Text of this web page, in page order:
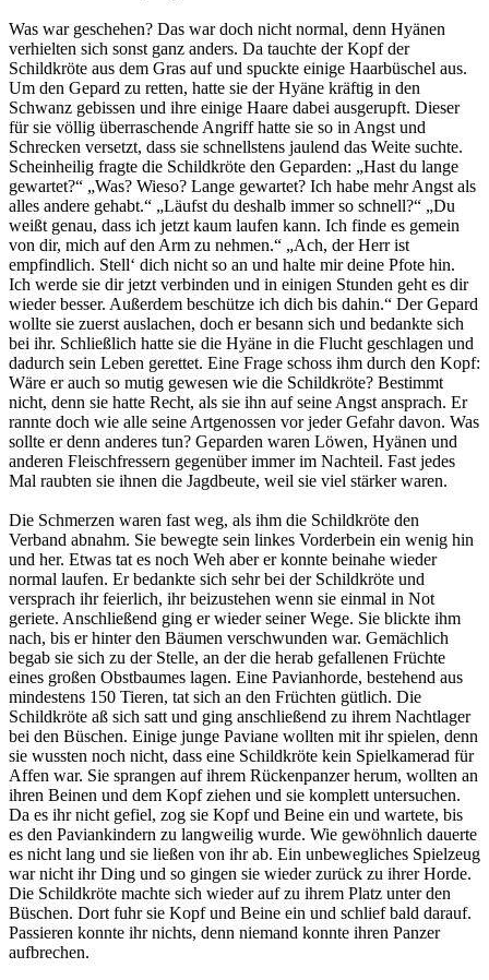
Was war geschehen? Das war doch nicht normal, denn Hyänen
verhielten sich sonst ganz anders. Da tauchte der Kopf der
Schildkröte aus dem Gras auf und spuckte einige Haarbüschel aus.
Um den Gepard zu retten, hatte sie der Hyäne kräftig in den
Schwanz gebissen und ihre einige Haare dabei ausgerupft. Dieser
für sie völlig überraschende Angriff hatte sie so in Angst und
Schrecken versetzt, dass sie schnellstens jaulend das Weite suchte.
Scheinheilig fragte die Schildkröte den Geparden: „Hast du lange
gewartet?“ „Was? Wieso? Lange gewartet? Ich habe mehr Angst als
alles andere gehabt.“ „Läufst du deshalb immer so schnell?“ „Du
weißt genau, dass ich jetzt kaum laufen kann. Ich finde es gemein
von dir, mich auf den Arm zu nehmen.“ „Ach, der Herr ist
empfindlich. Stell‘ dich nicht so an und halte mir deine Pfote hin.
Ich werde sie dir jetzt verbinden und in einigen Stunden geht es dir
wieder besser. Außerdem beschütze ich dich bis dahin.“ Der Gepard
wollte sie zuerst auslachen, doch er besann sich und bedankte sich
bei ihr. Schließlich hatte sie die Hyäne in die Flucht geschlagen und
dadurch sein Leben gerettet. Eine Frage schoss ihm durch den Kopf:
Wäre er auch so mutig gewesen wie die Schildkröte? Bestimmt
nicht, denn sie hatte Recht, als sie ihn auf seine Angst ansprach. Er
rannte doch wie alle seine Artgenossen vor jeder Gefahr davon. Was
sollte er denn anderes tun? Geparden waren Löwen, Hyänen und
anderen Fleischfressern gegenüber immer im Nachteil. Fast jedes
Mal raubten sie ihnen die Jagdbeute, weil sie viel stärker waren.
Die Schmerzen waren fast weg, als ihm die Schildkröte den
Verband abnahm. Sie bewegte sein linkes Vorderbein ein wenig hin
und her. Etwas tat es noch Weh aber er konnte beinahe wieder
normal laufen. Er bedankte sich sehr bei der Schildkröte und
versprach ihr feierlich, ihr beizustehen wenn sie einmal in Not
geriete. Anschließend ging er wieder seiner Wege. Sie blickte ihm
nach, bis er hinter den Bäumen verschwunden war. Gemächlich
begab sie sich zu der Stelle, an der die herab gefallenen Früchte
eines großen Obstbaumes lagen. Eine Pavianhorde, bestehend aus
mindestens 150 Tieren, tat sich an den Früchten gütlich. Die
Schildkröte aß sich satt und ging anschließend zu ihrem Nachtlager
bei den Büschen. Einige junge Paviane wollten mit ihr spielen, denn
sie wussten noch nicht, dass eine Schildkröte kein Spielkamerad für
Affen war. Sie sprangen auf ihrem Rückenpanzer herum, wollten an
ihren Beinen und dem Kopf ziehen und sie komplett untersuchen.
Da es ihr nicht gefiel, zog sie Kopf und Beine ein und wartete, bis
es den Paviankindern zu langweilig wurde. Wie gewöhnlich dauerte
es nicht lang und sie ließen von ihr ab. Ein unbewegliches Spielzeug
war nicht ihr Ding und so gingen sie wieder zurück zu ihrer Horde.
Die Schildkröte machte sich wieder auf zu ihrem Platz unter den
Büschen. Dort fuhr sie Kopf und Beine ein und schlief bald darauf.
Passieren konnte ihr nichts, denn niemand konnte ihren Panzer
aufbrechen.